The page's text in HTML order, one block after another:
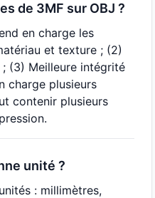
de 3MF sur OBJ ?
en charge les
et texture ; (2)
(3) Meilleure intégrité
charge plusieurs
contenir plusieurs
unité ?
: millimètres,